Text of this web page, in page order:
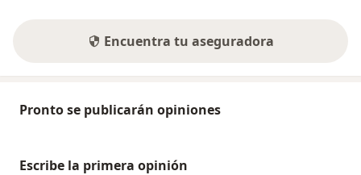
Encuentra tu aseguradora
Pronto se publicarán opiniones
Escribe la primera opinión